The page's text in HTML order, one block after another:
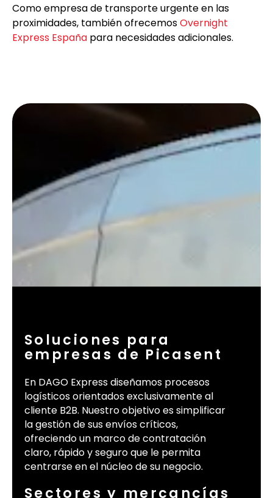
Como empresa de transporte urgente en las
proximidades, también ofrecemosOvernight
Express España para necesidades adicionales.
Soluciones para
empresas de Picasent
En DAGO Express diseñamos procesos
logísticos orientados exclusivamente al
cliente B2B. Nuestro objetivo es simplificar
la gestión de sus envíos críticos,
ofreciendo un marco de contratación
claro, rápido y seguro que le permita
centrarse en el núcleo de su negocio.
Sectores y mercancías